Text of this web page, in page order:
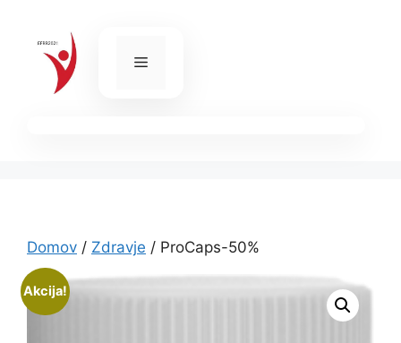
content
Menu
Domov / Zdravje / ProCaps-50%
Akcija!